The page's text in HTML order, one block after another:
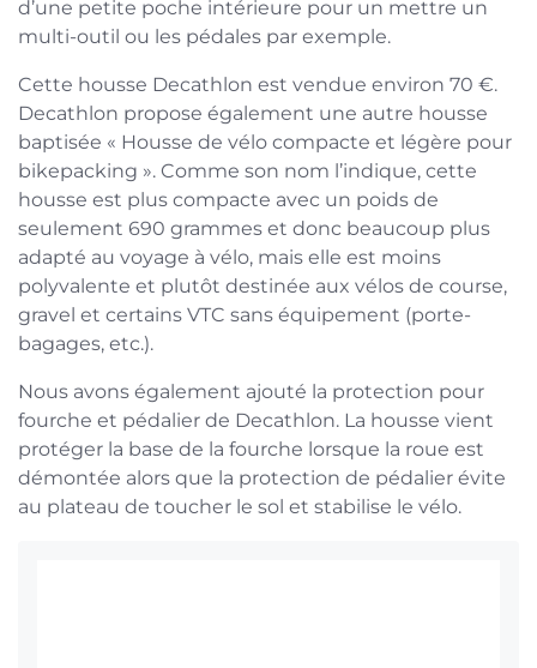
d’une petite poche intérieure pour un mettre un
multi-outil ou les pédales par exemple.
Cette housse Decathlon est vendue environ 70 €.
Decathlon propose également une autre housse
baptisée « Housse de vélo compacte et légère pour
bikepacking ». Comme son nom l’indique, cette
housse est plus compacte avec un poids de
seulement 690 grammes et donc beaucoup plus
adapté au voyage à vélo, mais elle est moins
polyvalente et plutôt destinée aux vélos de course,
gravel et certains VTC sans équipement (porte-
bagages, etc.).
Nous avons également ajouté la protection pour
fourche et pédalier de Decathlon. La housse vient
protéger la base de la fourche lorsque la roue est
démontée alors que la protection de pédalier évite
au plateau de toucher le sol et stabilise le vélo.